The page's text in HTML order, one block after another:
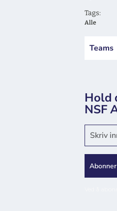
Tags:
Alle
Teams
Hold
NSF